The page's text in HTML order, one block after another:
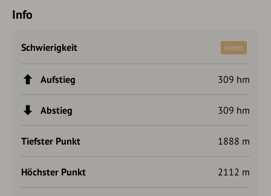
Autorentipp
der Bergstation
Spielestationen von Maskottchen WIDI auf allen Hütten
und Almen
Info
Schwierigkeit mittel
Aufstieg 309 hm
Abstieg 309 hm
Tiefster Punkt 1888 m
Höchster Punkt 2112 m